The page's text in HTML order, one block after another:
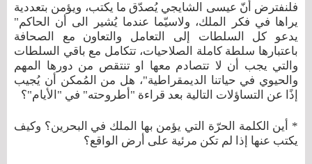
فلنفترض أنّ عيسى الشايجي يُصدّق ما يكتب، ويؤمن بتعددية
يراها في فكر الملك، ولاسيّما عندما يُشير الى أن الحاكم"
يدعو كل السلطات إلى التعامل والتعاون مع الصحافة
باعتبارها سلطة كاملة الصلاحيات، تتكامل مع باقي السلطات
والتي يجب أن لا تتصادم معها او تنتقص من دورها المهم
والحيوي في حياتنا الديمقراطية"، هل من المُمكن أن يُجيب
إذًا عن التساؤلات التالية بعد قراءة "أطروحته" في "الأيام"؟
* أين الكلمة الحرّة التي يؤمن بها الملك في البحرين؟ وكيف
يكتب عنها إذا لم تكن مرئية على أرض الواقع؟